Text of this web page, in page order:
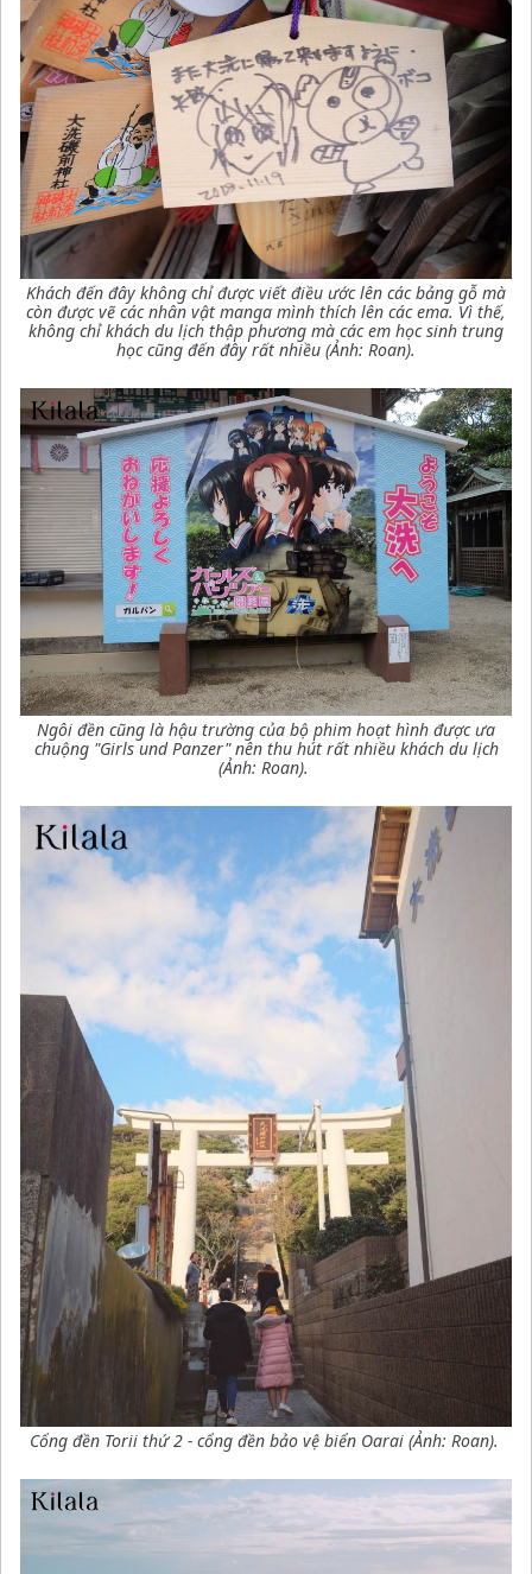
Khách đến đây không chỉ được viết điều ước lên các bảng gỗ mà
còn được vẽ các nhân vật manga mình thích lên các ema. Vì thế,
không chỉ khách du lịch thập phương mà các em học sinh trung
học cũng đến đây rất nhiều (Ảnh: Roan).
Ngôi đền cũng là hậu trường của bộ phim hoạt hình được ưa
chuộng "Girls und Panzer" nên thu hút rất nhiều khách du lịch
(Ảnh: Roan).
Cổng đền Torii thứ 2 - cổng đền bảo vệ biển Oarai (Ảnh: Roan).